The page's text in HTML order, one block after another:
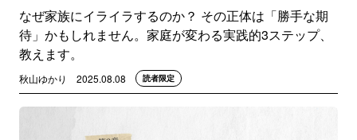
なぜ家族にイライラするのか？ その正体は「勝手な期
待」かもしれません。家庭が変わる実践的3ステップ、
教えます。
秋山ゆかり 2025.08.08 読者限定